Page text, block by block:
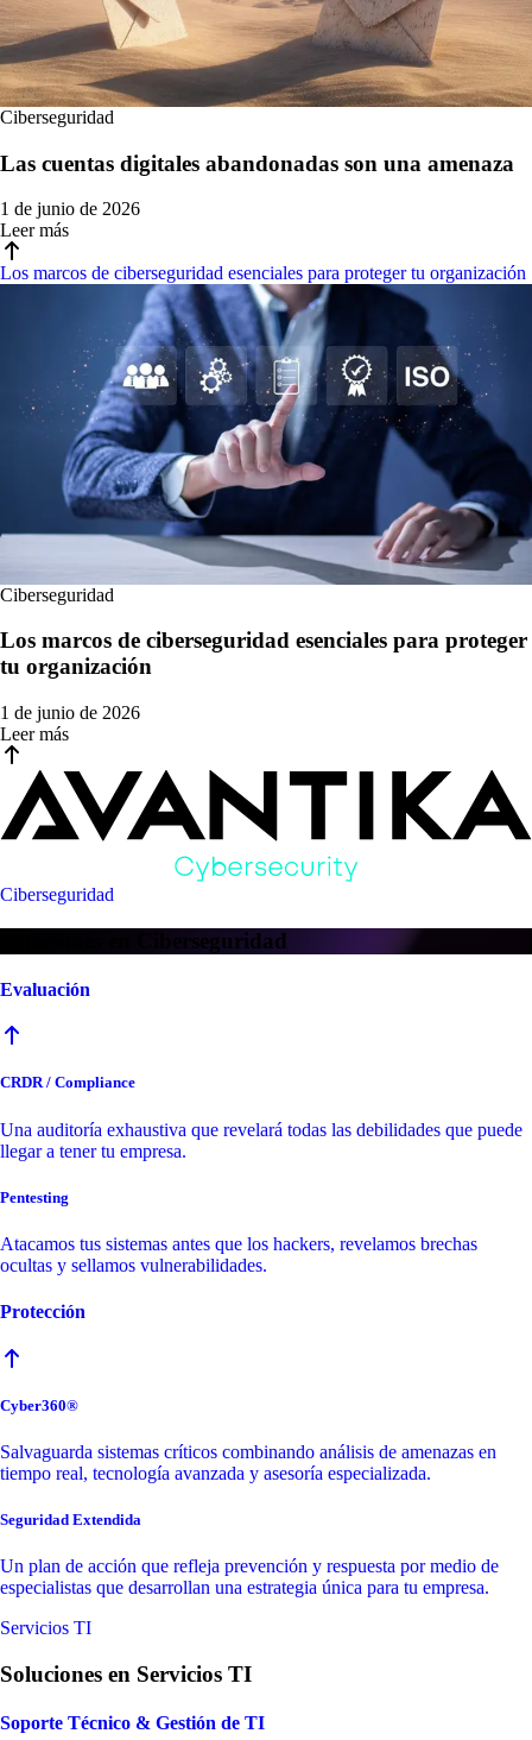
Ciberseguridad
Soluciones en Ciberseguridad
Evaluación
CRDR / Compliance
Una auditoría exhaustiva que revelará todas las debilidades que puede
llegar a tener tu empresa.
Pentesting
Atacamos tus sistemas antes que los hackers, revelamos brechas
ocultas y sellamos vulnerabilidades.
Protección
Cyber360®
Salvaguarda sistemas críticos combinando análisis de amenazas en
tiempo real, tecnología avanzada y asesoría especializada.
Seguridad Extendida
Un plan de acción que refleja prevención y respuesta por medio de
especialistas que desarrollan una estrategia única para tu empresa.
Servicios TI
Soluciones en Servicios TI
Soporte Técnico & Gestión de TI
Ciberseguridad
Las cuentas digitales abandonadas son una amenaza
1 de junio de 2026
Leer más
Los marcos de ciberseguridad esenciales para proteger tu organización
Ciberseguridad
Los marcos de ciberseguridad esenciales para proteger
tu organización
1 de junio de 2026
Leer más